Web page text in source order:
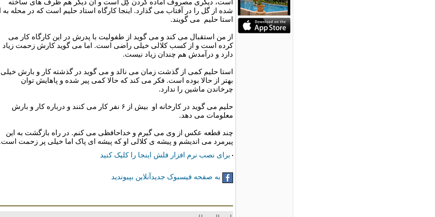
شده از گل را در آفتاب می گذارد. اينجا کارگاه استاد حليم است که در محله به
استا حليم مى گويند.
از من استقبال مى کند و مى گويد از طفوليت با پدرش در اين کارگاه کار مى
کرده است و از کسب کلالی خيلی راضی است. اما مى گويد کارش زحمت زياد
دارد و درآمدش هم چندان زياد نيست.
استا حليم کمی از گذشت زمان می نالد و مى گويد در گذشته کار و بارش
بهتر از حالا بوده است. فکر مى کند که حالا کمی پير شده و پاهايش توان
چرخاندن ماشين را ندارد.
حليم مى گويد در کارخانه او بيش از ۶ نفر کار مى کنند و درباره کار و بارش
معلومات مى دهد.
چند قطعه عکس از وی مى گيرم و خداحافظی مى کنم. در راه بازگشت به اين
پيرمرد می انديشم و پيشه ی کلالی او که پیشه ای پاک اما خيلی پر زحمت
برای نصب نرم افزار فلش اینجا را کلیک کنید
به صفحه فیسبوک جدیدآنلاین بپیوندید